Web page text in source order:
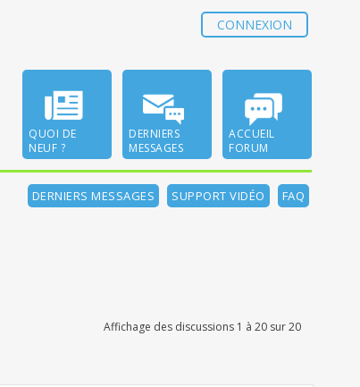
CONNEXION
QUOI DE
NEUF ?
DERNIERS
MESSAGES
ACCUEIL
FORUM
DERNIERS MESSAGES SUPPORT VIDÉO FAQ
Affichage des discussions 1 à 20 sur 20